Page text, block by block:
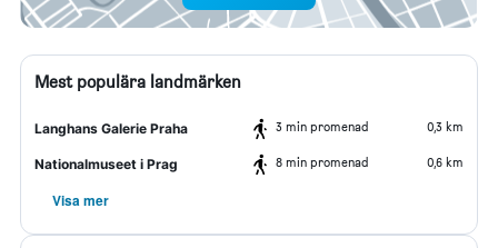
Mest populära landmärken
Langhans Galerie Praha 3 min promenad 0,3 km
Nationalmuseet i Prag 8 min promenad 0,6 km
Visa mer